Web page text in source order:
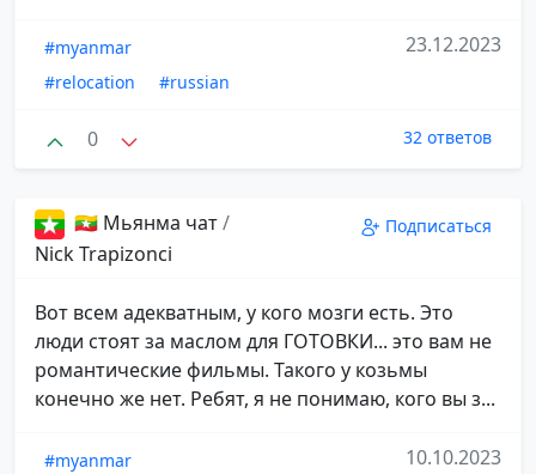
#myanmar
#relocation
#russian
23.12.2023
0 32 ответов
🇲🇲 Мьянма чат/
Nick Trapizonci
Подписаться
Вот всем адекватным, у кого мозги есть. Это
люди стоят за маслом для ГОТОВКИ... это вам не
романтические фильмы. Такого у козьмы
конечно же нет. Ребят, я не понимаю, кого вы з...
#myanmar
10.10.2023